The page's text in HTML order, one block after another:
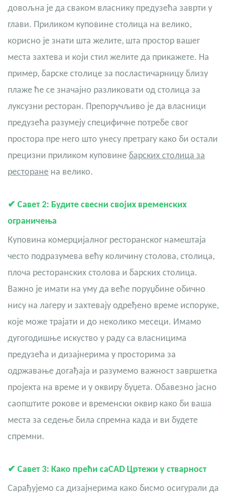
довољна је да сваком власнику предузећа заврти у
глави. Приликом куповине столица на велико,
корисно је знати шта желите, шта простор вашег
места захтева и који стил желите да прикажете. На
пример, барске столице за посластичарницу близу
плаже ће се значајно разликовати од столица за
луксузни ресторан. Препоручљиво је да власници
предузећа разумеју специфичне потребе свог
простора пре него што унесу претрагу како би остали
прецизни приликом куповине барских столица за
ресторане на велико.
✔ Савет 2: Будите свесни својих временских
ограничења
Куповина комерцијалног ресторанског намештаја
често подразумева већу количину столова, столица,
плоча ресторанских столова и барских столица.
Важно је имати на уму да веће поруџбине обично
нису на лагеру и захтевају одређено време испоруке,
које може трајати и до неколико месеци. Имамо
дугогодишње искуство у раду са власницима
предузећа и дизајнерима у просторима за
одржавање догађаја и разумемо важност завршетка
пројекта на време и у оквиру буџета. Обавезно јасно
саопштите рокове и временски оквир како би ваша
места за седење била спремна када и ви будете
спремни.
✔ Савет 3: Како прећи саCAD Цртежи у стварност
Сарађујемо са дизајнерима како бисмо осигурали да